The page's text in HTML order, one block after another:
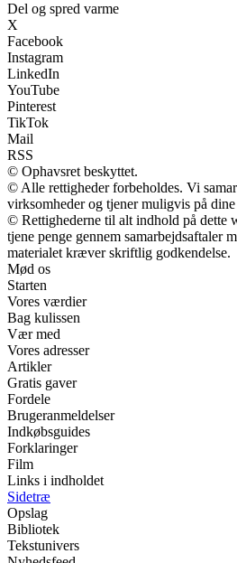
Del og spred varme
X
Facebook
Instagram
LinkedIn
YouTube
Pinterest
TikTok
Mail
RSS
© Ophavsret beskyttet.
© Alle rettigheder forbeholdes. Vi
virksomheder og tjener muligvis på
© Rettighederne til alt indhold på dette
tjene penge gennem samarbejdsaftaler
materialet kræver skriftlig godkendelse.
Mød os
Starten
Vores værdier
Bag kulissen
Vær med
Vores adresser
Artikler
Gratis gaver
Fordele
Brugeranmeldelser
Indkøbsguides
Forklaringer
Film
Links i indholdet
Sidetræ
Opslag
Bibliotek
Tekstunivers